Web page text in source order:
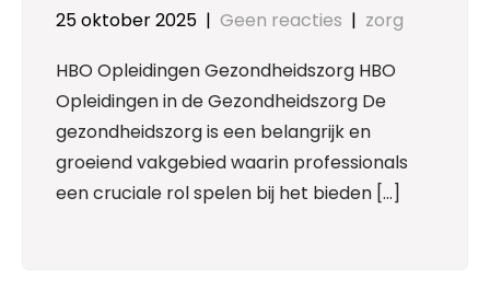
25 oktober 2025 | Geen reacties | zorg
HBO Opleidingen Gezondheidszorg HBO
Opleidingen in de Gezondheidszorg De
gezondheidszorg is een belangrijk en
groeiend vakgebied waarin professionals
een cruciale rol spelen bij het bieden […]